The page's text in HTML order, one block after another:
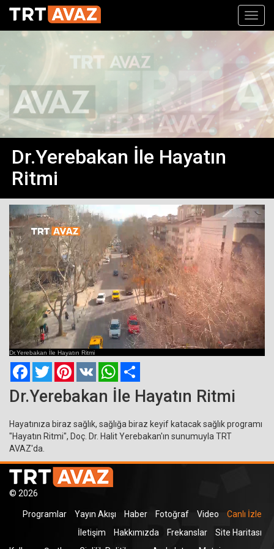
Dr.Yerebakan İle Hayatın
Ritmi
Current
Time
Loaded : 0%
Progress:
0%
Remaining
Dr.Yerebakan İle Hayatın Ritmi
FacebookTwitterPinterest
VK WhatsApp
Dr.Yerebakan İle Hayatın Ritmi
Hayatınıza biraz sağlık, sağlığa biraz keyif katacak sağlık programı
"Hayatın Ritmi", Doç. Dr. Halit Yerebakan'ın sunumuyla TRT
AVAZ'da.
© 2026
Programlar Yayın Akışı Haber Fotoğraf Video
Canlı İzle
İletişim
Hakkımızda Frekanslar
Site Haritası